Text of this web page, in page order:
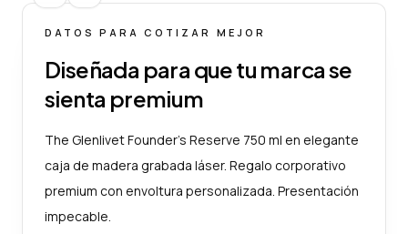
DATOS PARA COTIZAR MEJOR
Diseñada para que tu marca se
sienta premium
The Glenlivet Founder’s Reserve 750 ml en elegante
caja de madera grabada láser. Regalo corporativo
premium con envoltura personalizada. Presentación
impecable.